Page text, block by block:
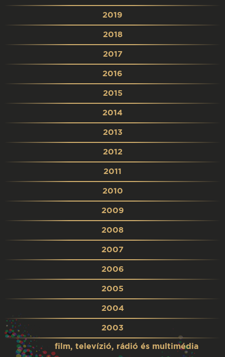
2019
2018
2017
2016
2015
2014
2013
2012
2011
2010
2009
2008
2007
2006
2005
2004
2003
film, televízió, rádió és multimédia